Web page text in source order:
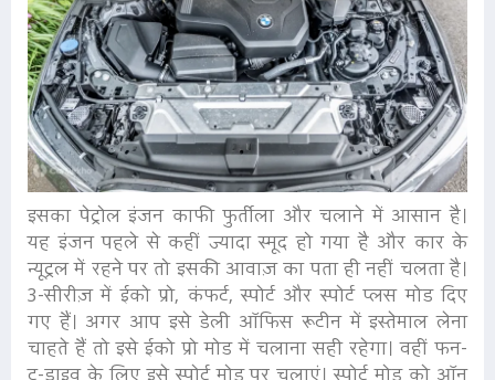
इसका पेट्रोल इंजन काफी फुर्तीला और चलाने में आसान है।
यह इंजन पहले से कहीं ज्यादा स्मूद हो गया है और कार के
न्यूट्रल में रहने पर तो इसकी आवाज़ का पता ही नहीं चलता है।
3-सीरीज़ में ईको प्रो, कंफर्ट, स्पोर्ट और स्पोर्ट प्लस मोड दिए
गए हैं। अगर आप इसे डेली ऑफिस रूटीन में इस्तेमाल लेना
चाहते हैं तो इसे ईको प्रो मोड में चलाना सही रहेगा। वहीं फन-